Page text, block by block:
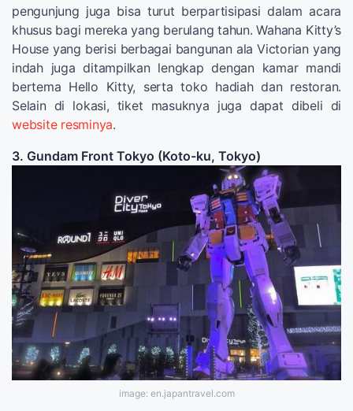
pengunjung juga bisa turut berpartisipasi dalam acara
khusus bagi mereka yang berulang tahun. Wahana Kitty’s
House yang berisi berbagai bangunan ala Victorian yang
indah juga ditampilkan lengkap dengan kamar mandi
bertema Hello Kitty, serta toko hadiah dan restoran.
Selain di lokasi, tiket masuknya juga dapat dibeli di
website resminya.
3. Gundam Front Tokyo (Koto-ku, Tokyo)
image: en.japantravel.com